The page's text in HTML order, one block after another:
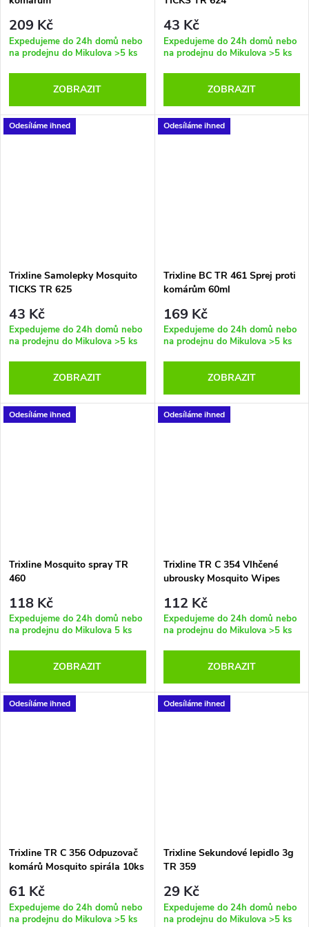
209 Kč
Expedujeme do 24h domů nebo
na prodejnu do Mikulova >5 ks
ZOBRAZIT
43 Kč
Expedujeme do 24h domů nebo
na prodejnu do Mikulova >5 ks
ZOBRAZIT
Odesíláme ihned
Trixline Samolepky Mosquito
TICKS TR 625
43 Kč
Expedujeme do 24h domů nebo
na prodejnu do Mikulova >5 ks
ZOBRAZIT
Odesíláme ihned
Trixline BC TR 461 Sprej proti
komárům 60ml
169 Kč
Expedujeme do 24h domů nebo
na prodejnu do Mikulova >5 ks
ZOBRAZIT
Odesíláme ihned
Trixline Mosquito spray TR
460
118 Kč
Expedujeme do 24h domů nebo
na prodejnu do Mikulova 5 ks
ZOBRAZIT
Odesíláme ihned
Trixline TR C 354 Vlhčené
ubrousky Mosquito Wipes
112 Kč
Expedujeme do 24h domů nebo
na prodejnu do Mikulova >5 ks
ZOBRAZIT
Odesíláme ihned
Trixline TR C 356 Odpuzovač
komárů Mosquito spirála 10ks
61 Kč
Expedujeme do 24h domů nebo
na prodejnu do Mikulova >5 ks
Odesíláme ihned
Trixline Sekundové lepidlo 3g
TR 359
29 Kč
Expedujeme do 24h domů nebo
na prodejnu do Mikulova >5 ks